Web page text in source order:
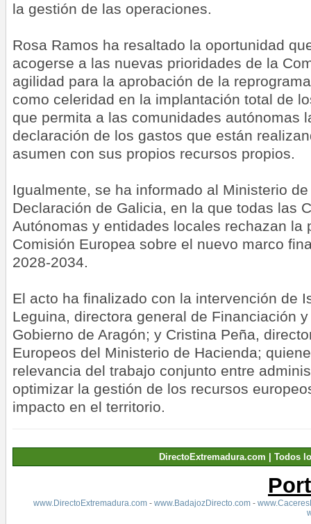
la gestión de las operaciones.
Rosa Ramos ha resaltado la oportunidad
acogerse a las nuevas prioridades de la
agilidad para la aprobación de la
como celeridad en la implantación total de
que permita a las comunidades autónomas
declaración de los gastos que están
asumen con sus propios recursos propios.
Igualmente, se ha informado al Ministerio
Declaración de Galicia, en la que todas las
Autónomas y entidades locales rechazan la
Comisión Europea sobre el nuevo marco
2028-2034.
El acto ha finalizado con la intervención de
Leguina, directora general de Financiación
Gobierno de Aragón; y Cristina Peña,
Europeos del Ministerio de Hacienda;
relevancia del trabajo conjunto entre
optimizar la gestión de los recursos
impacto en el territorio.
DirectoExtremadura.com | Todos
www.DirectoExtremadura.com- www.BadajozDirecto.com-